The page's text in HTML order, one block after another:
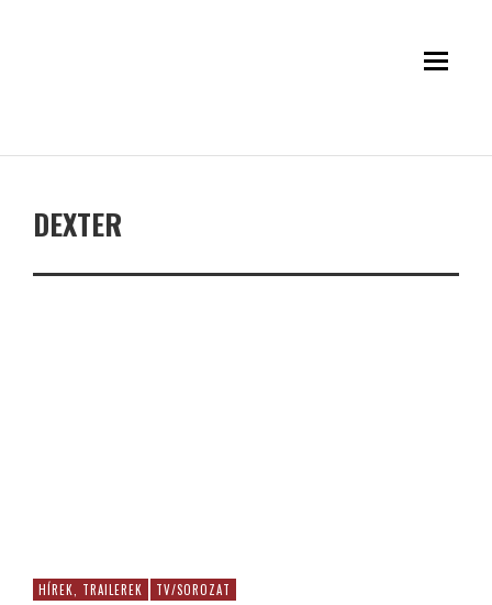
DEXTER
HÍREK, TRAILEREK TV/SOROZAT